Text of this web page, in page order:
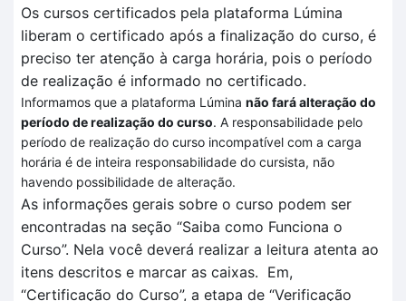
Os cursos certificados pela plataforma Lúmina
liberam o certificado após a finalização do curso, é
preciso ter atenção à carga horária, pois o período
de realização é informado no certificado.
Informamos que a plataforma Lúmina não fará alteração do
período de realização do curso. A responsabilidade pelo
período de realização do curso incompatível com a carga
horária é de inteira responsabilidade do cursista, não
havendo possibilidade de alteração.
As informações gerais sobre o curso podem ser
encontradas na seção “Saiba como Funciona o
Curso”. Nela você deverá realizar a leitura atenta ao
itens descritos e marcar as caixas. Em,
“Certificação do Curso”, a etapa de “Verificação